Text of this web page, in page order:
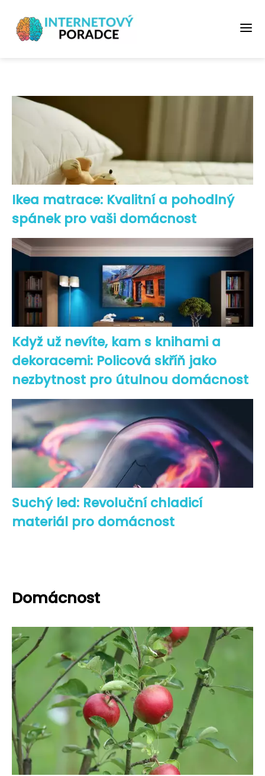
Ikea matrace: Kvalitní a pohodlný
spánek pro vaši domácnost
Když už nevíte, kam s knihami a
dekoracemi: Policová skříň jako
nezbytnost pro útulnou domácnost
Suchý led: Revoluční chladicí
materiál pro domácnost
Domácnost